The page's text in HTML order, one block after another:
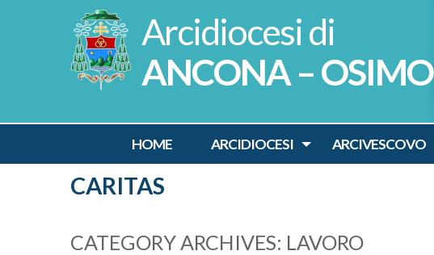
CARITAS
ANCONA – OSIMO
HOME ARCIDIOCESI ARCIVESCOVO
CATEGORY ARCHIVES: LAVORO